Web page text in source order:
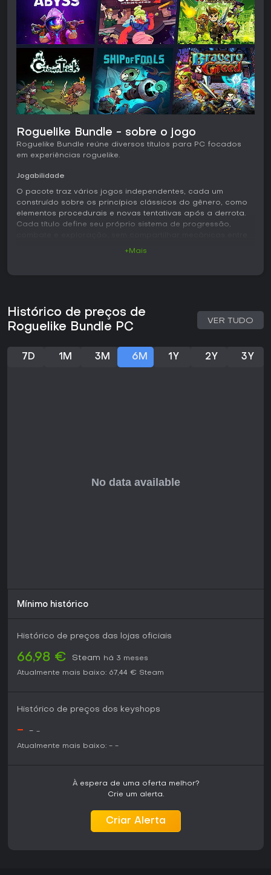
Roguelike Bundle - sobre o jogo
Roguelike Bundle reúne diversos títulos para PC focados
em experiências roguelike.
Jogabilidade
O pacote traz vários jogos independentes, cada um
construído sobre os princípios clássicos do gênero, como
elementos procedurais e novas tentativas após a derrota.
Cada título define seu próprio sistema de progressão,
Vale a pena jogar?
vários jogos roguelike em uma única compra. A coleção é
+Mais
Histórico de preços de
Roguelike Bundle PC
VER TUDO
7D 1M 3M 6M 1Y 2Y 3Y
Mínimo histórico
Histórico de preços das lojas oficiais
66,98 € Steam
há 3 meses
Atualmente mais baixo: 67,44 € Steam
Histórico de preços dos keyshops
- - -
Atualmente mais baixo: - -
À espera de uma oferta melhor?
Crie um alerta.
Criar Alerta